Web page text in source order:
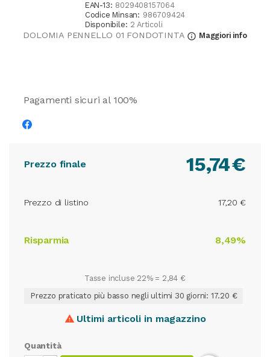
EAN-13: 8029408157064
Codice Minsan: 986709424
Disponibile: 2 Articoli
DOLOMIA PENNELLO 01 FONDOTINTA info_outline Maggiori info
Pagamenti sicuri al 100%
Prezzo finale €
15,74
Prezzo di listino 17,20 €
Risparmia 8,49%
Tasse incluse 22% = 2,84 €
Prezzo praticato più basso negli ultimi 30 giorni: 17.20 €
 Ultimi articoli in magazzino
Quantità